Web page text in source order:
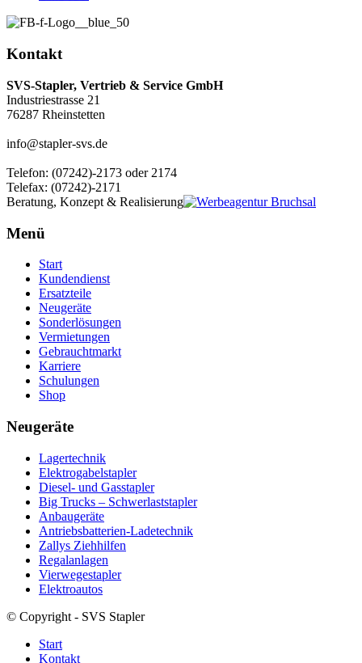
Kontakt
SVS-Stapler, Vertrieb & Service GmbH
Industriestrasse 21
76287 Rheinstetten
info@stapler-svs.de
Telefon: (07242)-2173 oder 2174
Telefax: (07242)-2171
Beratung, Konzept & Realisierung
Menü
Start
Kundendienst
Ersatzteile
Neugeräte
Sonderlösungen
Vermietungen
Gebrauchtmarkt
Karriere
Schulungen
Shop
Neugeräte
Lagertechnik
Elektrogabelstapler
Diesel- und Gasstapler
Big Trucks – Schwerlaststapler
Anbaugeräte
Antriebsbatterien-Ladetechnik
Zallys Ziehhilfen
Regalanlagen
Vierwegestapler
Elektroautos
© Copyright - SVS Stapler
Start
Kontakt